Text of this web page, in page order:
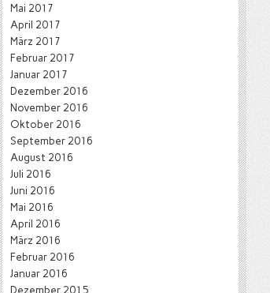
Mai 2017
April 2017
März 2017
Februar 2017
Januar 2017
Dezember 2016
November 2016
Oktober 2016
September 2016
August 2016
Juli 2016
Juni 2016
Mai 2016
April 2016
März 2016
Februar 2016
Januar 2016
Dezember 2015